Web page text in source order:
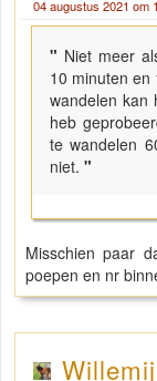
04 augustus 2021 om
" Niet meer
10 minuten en
wandelen kan
heb
te wandelen
niet. "
Misschien paar
poepen en nr